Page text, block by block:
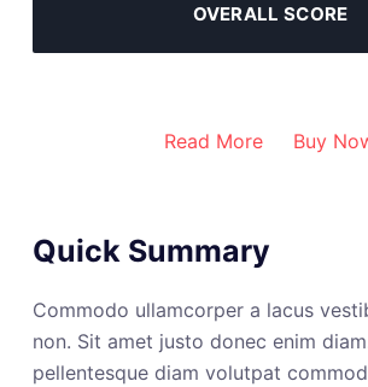
OVERALL SCORE
Read More Buy
Quick Summary
Commodo ullamcorper a lacus
non. Sit amet justo donec enim
pellentesque diam volutpat